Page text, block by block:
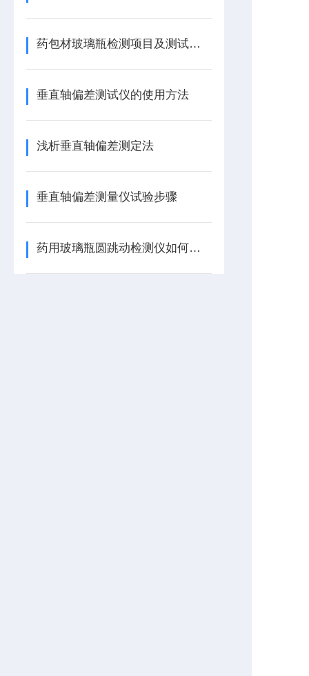
药包材玻璃瓶检测项目及测试仪器综合介绍
垂直轴偏差测试仪的使用方法
浅析垂直轴偏差测定法
垂直轴偏差测量仪试验步骤
药用玻璃瓶圆跳动检测仪如何测试